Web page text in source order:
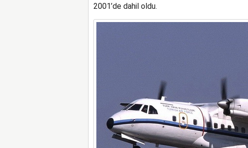
2001’de dahil oldu.